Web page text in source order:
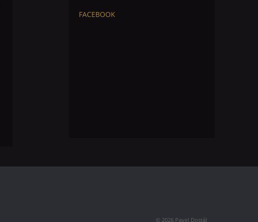
FACEBOOK
© 2026 Pavel Dostál